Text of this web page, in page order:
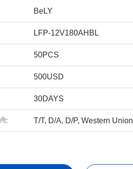
BeLY
LFP-12V180AHBL
50PCS
500USD
30DAYS
T/T, D/A, D/P, Western Union